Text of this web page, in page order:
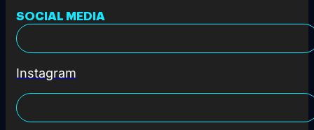
SOCIAL MEDIA
Instagram